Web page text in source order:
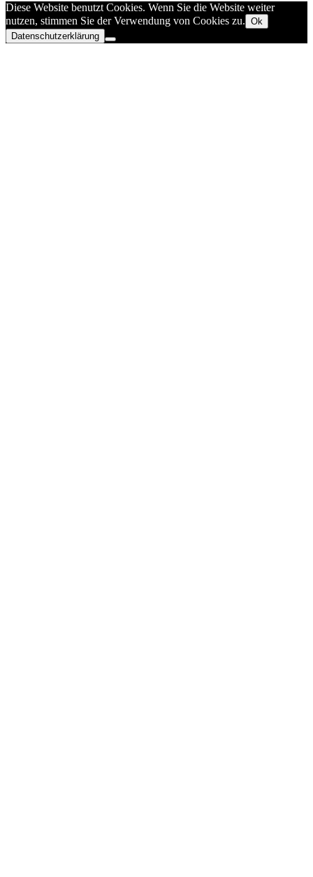
Diese Website benutzt Cookies. Wenn Sie die Website weiter
nutzen, stimmen Sie der Verwendung von Cookies zu. Ok
Datenschutzerklärung